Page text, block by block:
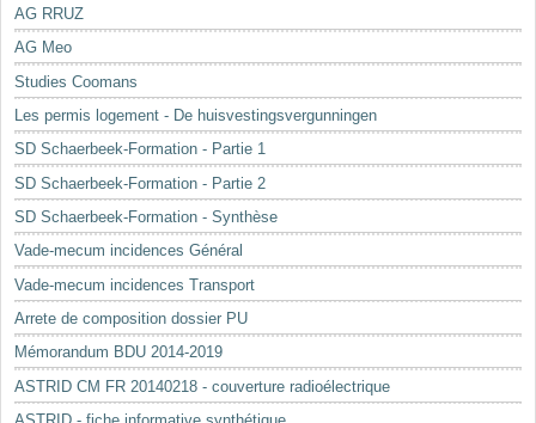
AG RRUZ
AG Meo
Studies Coomans
Les permis logement - De huisvestingsvergunningen
SD Schaerbeek-Formation - Partie 1
SD Schaerbeek-Formation - Partie 2
SD Schaerbeek-Formation - Synthèse
Vade-mecum incidences Général
Vade-mecum incidences Transport
Arrete de composition dossier PU
Mémorandum BDU 2014-2019
ASTRID CM FR 20140218 - couverture radioélectrique